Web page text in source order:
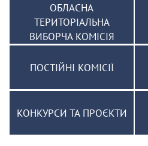
ОБЛАСНА
ТЕРИТОРІАЛЬНА
ВИБОРЧА КОМІСІЯ
ПОСТІЙНІ КОМІСІЇ
КОНКУРСИ ТА ПРОЄКТИ